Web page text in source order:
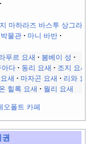
마하라즈 바스투 상그라할
물관
마니 바반
푸르 요새
봄베이 성
다
동리 요새
조지 요새
새 마자곤 요새
리와 요새
힐록 요새
월리 요새
오폴트 카페